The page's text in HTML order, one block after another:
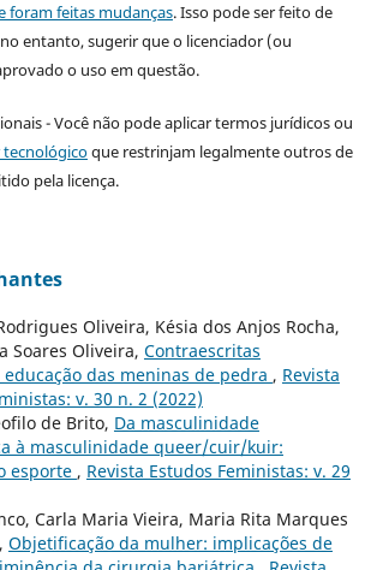
foram feitas mudanças. Isso pode ser feito de
entanto, sugerir que o licenciador (ou
o uso em questão.
- Você não pode aplicar termos jurídicos ou
tecnológicoque restrinjam legalmente outros de
pela licença.
Oliveira, Késia dos Anjos Rocha,
Soares Oliveira, Contraescritas
das meninas de pedra , Revista
v. 30 n. 2 (2022)
de Brito, Da masculinidade
à masculinidade queer/cuir/kuir:
esporte , Revista Estudos Feministas: v. 29
Carla Maria Vieira, Maria Rita Marques
Objetificação da mulher: implicações de